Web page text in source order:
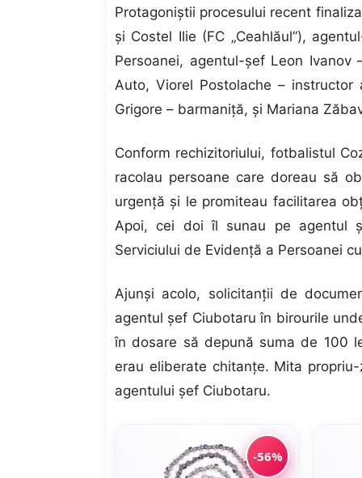
Protagoniştii procesului recent
şi Costel Ilie (FC „Ceahlăul”),
Persoanei, agentul-şef Leon
Auto, Viorel Postolache – instructor
Grigore – barmaniţă, şi Mariana
Conform rechizitoriului, fotbalistul
racolau persoane care doreau să
urgenţă şi le promiteau facilitarea
Apoi, cei doi îl sunau pe agentul
Serviciului de Evidenţă a Persoanei
Ajunşi acolo, solicitanţii de
agentul şef Ciubotaru în birourile
în dosare să depună suma de 100
erau eliberate chitanţe. Mita
agentului şef Ciubotaru.
-56%